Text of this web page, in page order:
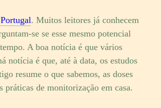
. Muitos leitores já conhecem
se se esse mesmo potencial
A boa notícia é que vários
notícia é que, até à data, os estudos
resume o que sabemos, as doses
práticas de monitorização em casa.